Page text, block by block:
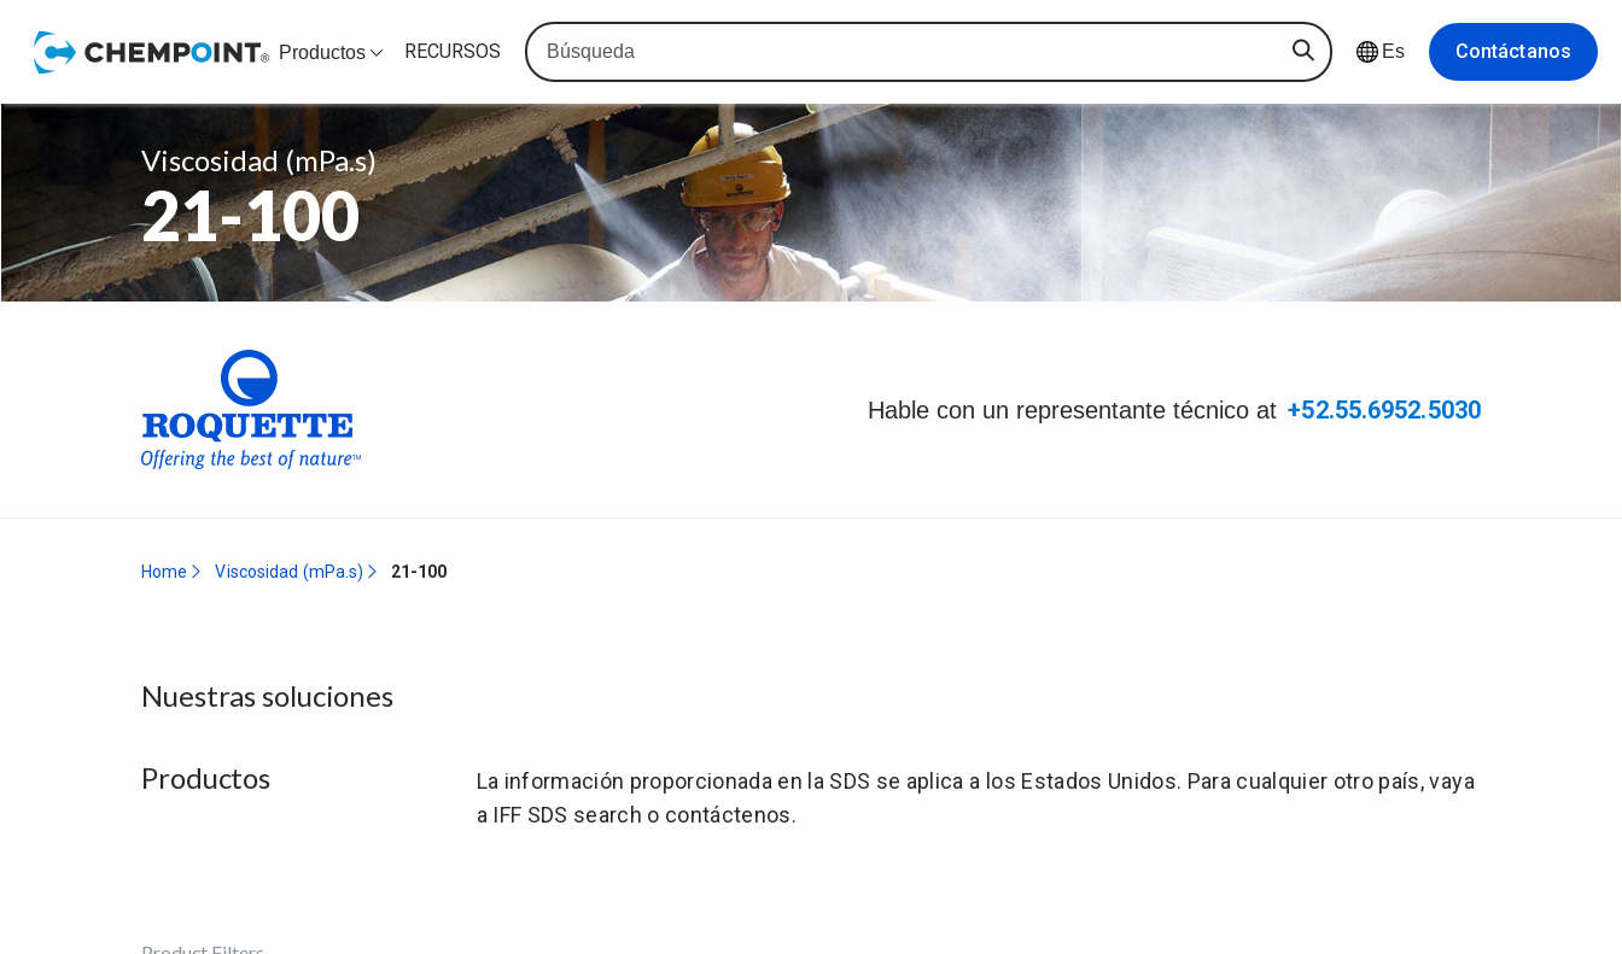
Productos RECURSOS Es Contáctanos
Viscosidad (mPa.s)
21-100
Hable con un representante técnico at +52.55.6952.5030
Home Viscosidad (mPa.s) 21-100
Nuestras soluciones
Productos
La información proporcionada en la SDS se aplica a los Estados Unidos. Para cualquier otro país, vaya
a IFF SDS search o contáctenos.